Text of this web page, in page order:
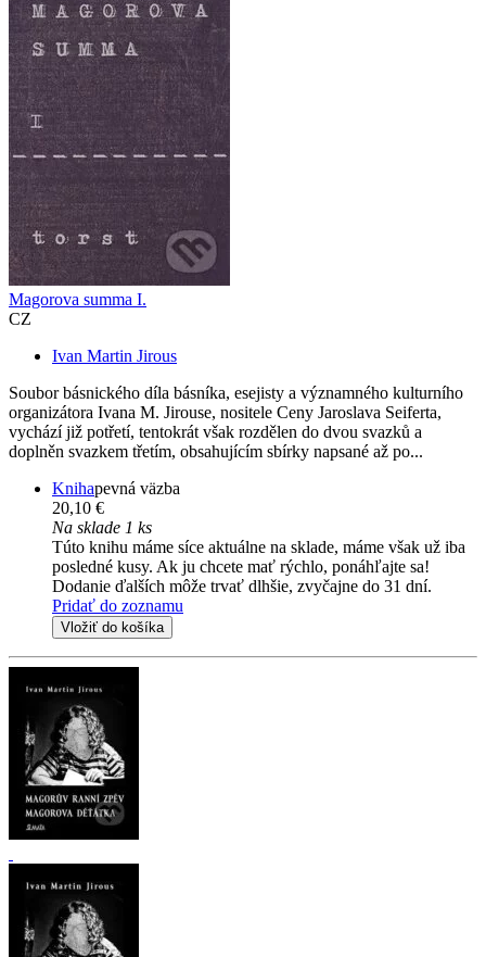
Magorova summa I.
CZ
Ivan Martin Jirous
Soubor básnického díla básníka, esejisty a významného kulturního
organizátora Ivana M. Jirouse, nositele Ceny Jaroslava Seiferta,
vychází již potřetí, tentokrát však rozdělen do dvou svazků a
doplněn svazkem třetím, obsahujícím sbírky napsané až po...
Knihapevná väzba
20,10 €
Na sklade 1 ks
Túto knihu máme síce aktuálne na sklade, máme však už iba
posledné kusy. Ak ju chcete mať rýchlo, ponáhľajte sa!
Dodanie ďalších môže trvať dlhšie, zvyčajne do 31 dní.
Pridať do zoznamu
Vložiť do košíka